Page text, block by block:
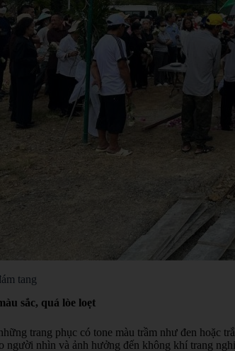
tang
sắc, quá lòe loẹt
trang phục có tone màu trầm như đen hoặc
người nhìn và ảnh hưởng đến không khí trang